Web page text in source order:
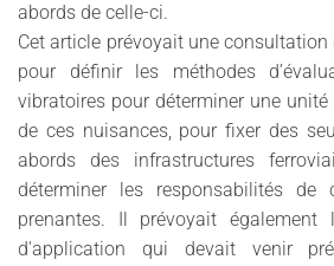
abords de celle-ci.
Cet article prévoyait une
pour définir les méthodes
vibratoires pour déterminer une
de ces nuisances, pour fixer des
abords des infrastructures
déterminer les responsabilités de
prenantes. Il prévoyait
d'application qui devait venir